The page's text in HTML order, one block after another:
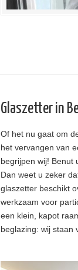
Glaszetter in
Of het nu gaat om
het vervangen van
begrijpen wij! Benut
Dan weet u zeker
glaszetter beschikt
werkzaam voor
een klein, kapot
beglazing: wij staan